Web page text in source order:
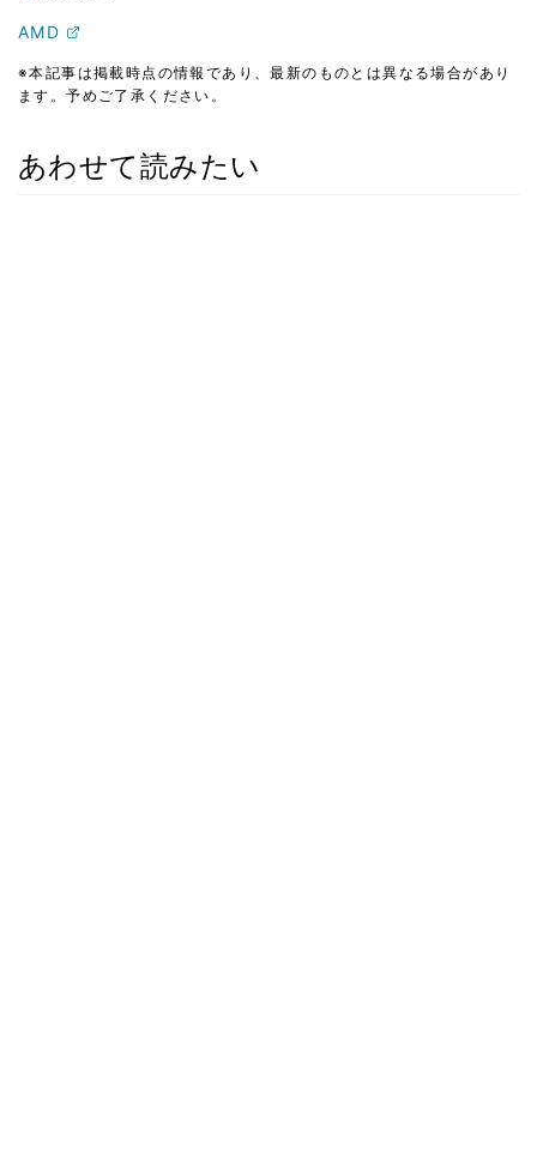
AMD
※本記事は掲載時点の情報であり、最新のものとは異なる場合があり
ます。予めご了承ください。
あわせて読みたい